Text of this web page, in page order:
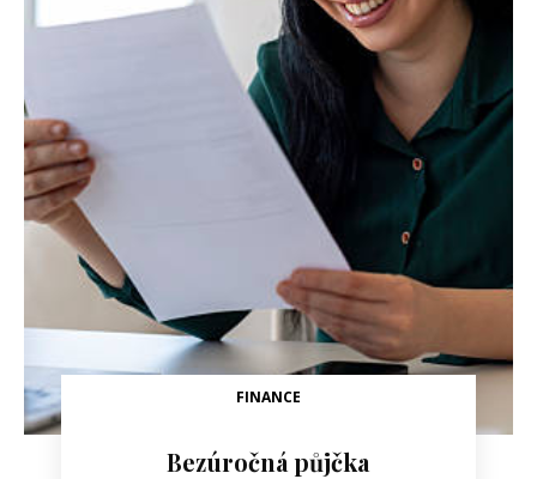
FINANCE
Bezúročná půjčka